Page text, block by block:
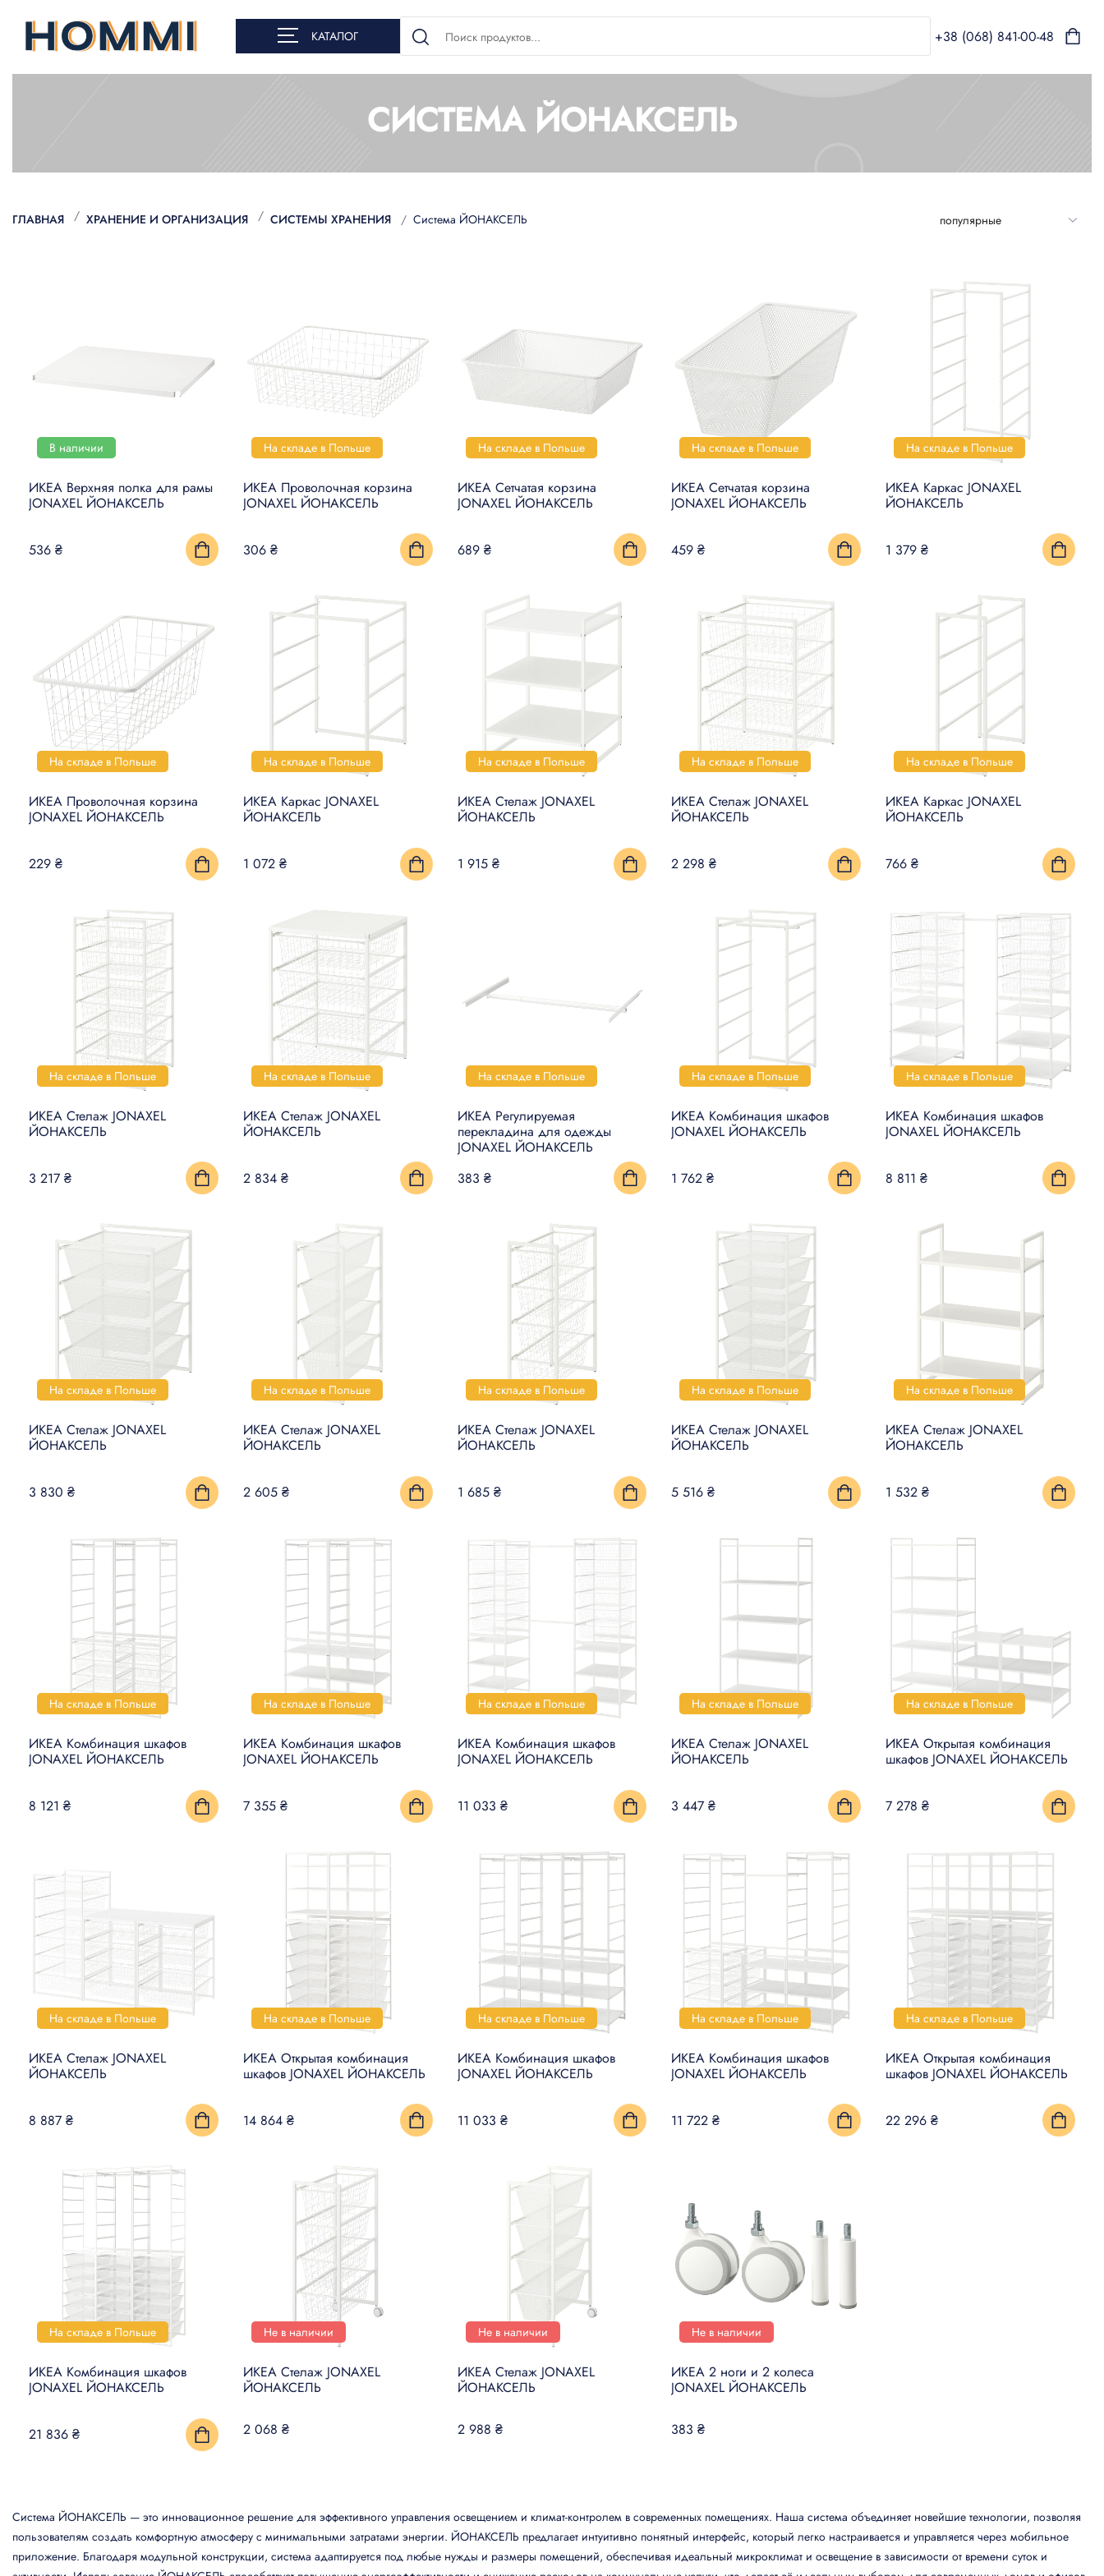
КАТАЛОГ +38 (068) 841-00-48
СИСТЕМА ЙОНАКСЕЛЬ
ГЛАВНАЯ ХРАНЕНИЕ И ОРГАНИЗАЦИЯ СИСТЕМЫ ХРАНЕНИЯ Система ЙОНАКСЕЛЬ
В наличии
ИКЕА Верхняя полка для рамы
JONAXEL ЙОНАКСЕЛЬ
536 ₴
На складе в Польше
ИКЕА Проволочная корзина
JONAXEL ЙОНАКСЕЛЬ
306 ₴
На складе в Польше
ИКЕА Сетчатая корзина
JONAXEL ЙОНАКСЕЛЬ
689 ₴
На складе в Польше
ИКЕА Сетчатая корзина
JONAXEL ЙОНАКСЕЛЬ
459 ₴
На складе в Польше
ИКЕА Каркас JONAXEL
ЙОНАКСЕЛЬ
1 379 ₴
На складе в Польше
ИКЕА Проволочная корзина
JONAXEL ЙОНАКСЕЛЬ
229 ₴
На складе в Польше
ИКЕА Каркас JONAXEL
ЙОНАКСЕЛЬ
1 072 ₴
На складе в Польше
ИКЕА Стелаж JONAXEL
ЙОНАКСЕЛЬ
1 915 ₴
На складе в Польше
ИКЕА Стелаж JONAXEL
ЙОНАКСЕЛЬ
2 298 ₴
На складе в Польше
ИКЕА Каркас JONAXEL
ЙОНАКСЕЛЬ
766 ₴
На складе в Польше
ИКЕА Стелаж JONAXEL
ЙОНАКСЕЛЬ
3 217 ₴
На складе в Польше
ИКЕА Стелаж JONAXEL
ЙОНАКСЕЛЬ
2 834 ₴
На складе в Польше
ИКЕА Регулируемая
перекладина для одежды
JONAXEL ЙОНАКСЕЛЬ
383 ₴
На складе в Польше
ИКЕА Комбинация шкафов
JONAXEL ЙОНАКСЕЛЬ
1 762 ₴
На складе в Польше
ИКЕА Комбинация шкафов
JONAXEL ЙОНАКСЕЛЬ
8 811 ₴
На складе в Польше
ИКЕА Стелаж JONAXEL
ЙОНАКСЕЛЬ
3 830 ₴
На складе в Польше
ИКЕА Стелаж JONAXEL
ЙОНАКСЕЛЬ
2 605 ₴
На складе в Польше
ИКЕА Стелаж JONAXEL
ЙОНАКСЕЛЬ
1 685 ₴
На складе в Польше
ИКЕА Стелаж JONAXEL
ЙОНАКСЕЛЬ
5 516 ₴
На складе в Польше
ИКЕА Стелаж JONAXEL
ЙОНАКСЕЛЬ
1 532 ₴
На складе в Польше
ИКЕА Комбинация шкафов
JONAXEL ЙОНАКСЕЛЬ
8 121 ₴
На складе в Польше
ИКЕА Комбинация шкафов
JONAXEL ЙОНАКСЕЛЬ
7 355 ₴
На складе в Польше
ИКЕА Комбинация шкафов
JONAXEL ЙОНАКСЕЛЬ
11 033 ₴
На складе в Польше
ИКЕА Стелаж JONAXEL
ЙОНАКСЕЛЬ
3 447 ₴
На складе в Польше
ИКЕА Открытая комбинация
шкафов JONAXEL ЙОНАКСЕЛЬ
7 278 ₴
На складе в Польше
ИКЕА Стелаж JONAXEL
ЙОНАКСЕЛЬ
8 887 ₴
На складе в Польше
ИКЕА Открытая комбинация
шкафов JONAXEL ЙОНАКСЕЛЬ
14 864 ₴
На складе в Польше
ИКЕА Комбинация шкафов
JONAXEL ЙОНАКСЕЛЬ
11 033 ₴
На складе в Польше
ИКЕА Комбинация шкафов
JONAXEL ЙОНАКСЕЛЬ
11 722 ₴
На складе в Польше
ИКЕА Открытая комбинация
шкафов JONAXEL ЙОНАКСЕЛЬ
22 296 ₴
На складе в Польше
ИКЕА Комбинация шкафов
JONAXEL ЙОНАКСЕЛЬ
21 836 ₴
Не в наличии
ИКЕА Стелаж JONAXEL
ЙОНАКСЕЛЬ
2 068 ₴
Не в наличии
ИКЕА Стелаж JONAXEL
ЙОНАКСЕЛЬ
2 988 ₴
Не в наличии
ИКЕА 2 ноги и 2 колеса
JONAXEL ЙОНАКСЕЛЬ
383 ₴
Система ЙОНАКСЕЛЬ — это инновационное решение для эффективного управления освещением и климат-контролем в современных помещениях. Наша система объединяет новейшие технологии, позволяя
пользователям создать комфортную атмосферу с минимальными затратами энергии. ЙОНАКСЕЛЬ предлагает интуитивно понятный интерфейс, который легко настраивается и управляется через мобильное
приложение. Благодаря модульной конструкции, система адаптируется под любые нужды и размеры помещений, обеспечивая идеальный микроклимат и освещение в зависимости от времени суток и